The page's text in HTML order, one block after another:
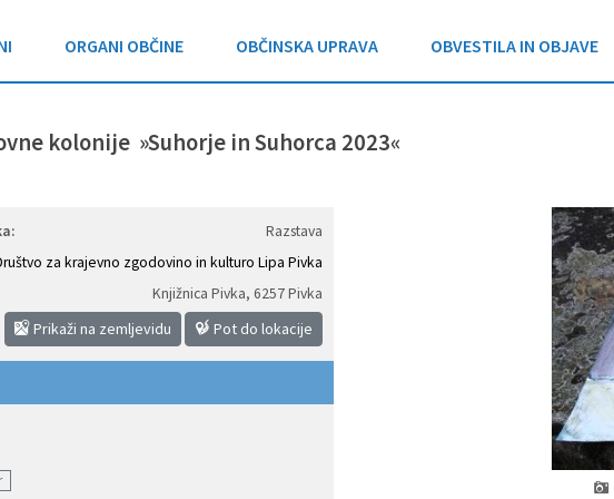
ORGANI OBČINE OBČINSKA UPRAVA OBVESTILA IN OBJAVE
kolonije »Suhorje in Suhorca 2023«
Razstava
za krajevno zgodovino in kulturo Lipa Pivka
Knjižnica Pivka, 6257 Pivka
Prikaži na zemljevidu Pot do lokacije